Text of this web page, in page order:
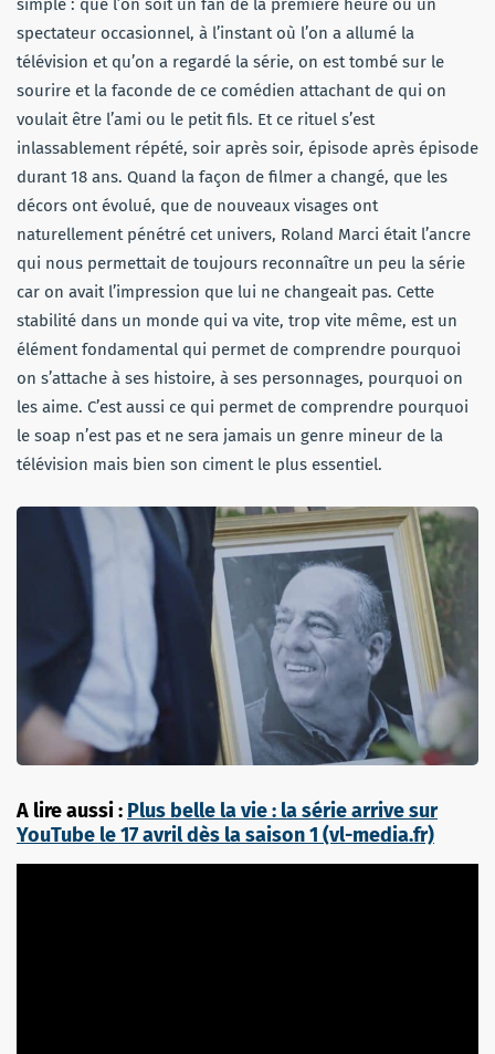
simple : que l’on soit un fan de la première heure ou un
spectateur occasionnel, à l’instant où l’on a allumé la
télévision et qu’on a regardé la série, on est tombé sur le
sourire et la faconde de ce comédien attachant de qui on
voulait être l’ami ou le petit fils. Et ce rituel s’est
inlassablement répété, soir après soir, épisode après épisode
durant 18 ans. Quand la façon de filmer a changé, que les
décors ont évolué, que de nouveaux visages ont
naturellement pénétré cet univers, Roland Marci était l’ancre
qui nous permettait de toujours reconnaître un peu la série
car on avait l’impression que lui ne changeait pas. Cette
stabilité dans un monde qui va vite, trop vite même, est un
élément fondamental qui permet de comprendre pourquoi
on s’attache à ses histoire, à ses personnages, pourquoi on
les aime. C’est aussi ce qui permet de comprendre pourquoi
le soap n’est pas et ne sera jamais un genre mineur de la
télévision mais bien son ciment le plus essentiel.
A lire aussi : Plus belle la vie : la série arrive sur
YouTube le 17 avril dès la saison 1 (vl-media.fr)